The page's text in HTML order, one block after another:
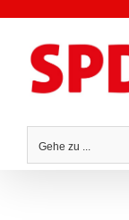
springen
Gehe zu ...